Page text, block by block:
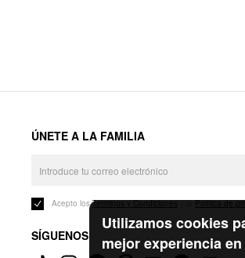
Utilizamos cookies
mejor experiencia
ÚNETE A LA FAMILIA
Acepto losTérminos y Condicionesy laPolítica de
SÍGUENOS